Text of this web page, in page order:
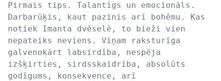
Pirmais tips. Talantīgs un emocionāls.
Darbarūķis, kaut pazinis arī bohēmu. Kas
notiek Imanta dvēselē, to bieži vien
nepateiks neviens. Viņam raksturīga
galvenokārt labsirdība, nespēja
izšķirties, sirdsskaidrība, absolūts
godīgums, konsekvence, arī